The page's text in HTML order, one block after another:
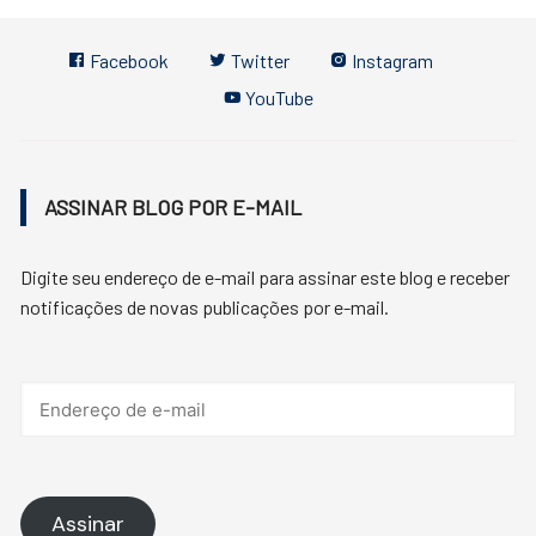
Facebook Twitter
Instagram
YouTube
ASSINAR BLOG POR E-MAIL
Digite seu endereço de e-mail para assinar este blog e receber
notificações de novas publicações por e-mail.
Assinar